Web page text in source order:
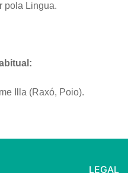
pola Lingua.
Illa (Raxó, Poio).
LEGAL